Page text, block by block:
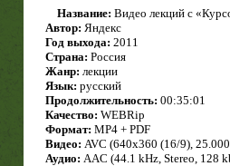
Название: Видео лекций с
Автор: Яндекс
Год выхода: 2011
Страна: Россия
Жанр: лекции
Язык: русский
Продолжительность: 00:35:01
Качество: WEBRip
Формат: MP4 + PDF
Видео: AVC (640x360 (16/9),
Аудио: AAC (44.1 kHz, Stereo, 128